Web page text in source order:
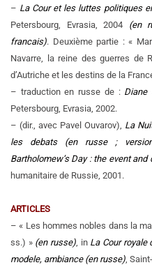
– La Cour et les luttes politiques
Petersbourg, Evrasia, 2004 (en
francais). Deuxième partie : «
Navarre, la reine des guerres de
d’Autriche et les destins de la
– traduction en russe de : Diane
Petersbourg, Evrasia, 2002.
– (dir., avec Pavel Ouvarov), La
les debats
(en russe ;
Bartholomew’s Day : the event and
humanitaire de Russie, 2001.
ARTICLES
– « Les hommes nobles dans la
ss.) » (en russe), in La Cour royale
modele, ambiance (en russe),